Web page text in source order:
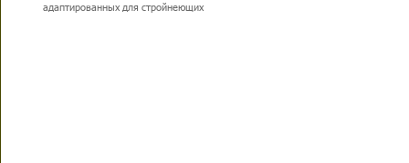
адаптированных для стройнеющих